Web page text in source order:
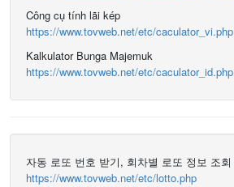
Công cụ tính lãi kép
https://www.tovweb.net/etc/caculator_vi.php
Kalkulator Bunga Majemuk
https://www.tovweb.net/etc/caculator_id.php
자동 로또 번호 받기, 회차별 로또 정보 조회
https://www.tovweb.net/etc/lotto.php